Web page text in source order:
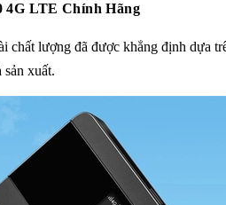
4G LTE Chính Hãng
chất lượng đã được khẳng định dựa
sản xuất.